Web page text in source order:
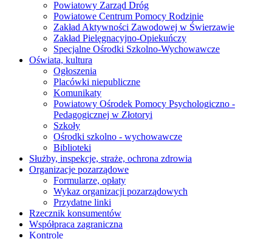
Powiatowy Zarząd Dróg
Powiatowe Centrum Pomocy Rodzinie
Zakład Aktywności Zawodowej w Świerzawie
Zakład Pielęgnacyjno-Opiekuńczy
Specjalne Ośrodki Szkolno-Wychowawcze
Oświata, kultura
Ogłoszenia
Placówki niepubliczne
Komunikaty
Powiatowy Ośrodek Pomocy Psychologiczno -
Pedagogicznej w Złotoryi
Szkoły
Ośrodki szkolno - wychowawcze
Biblioteki
Służby, inspekcje, straże, ochrona zdrowia
Organizacje pozarządowe
Formularze, opłaty
Wykaz organizacji pozarządowych
Przydatne linki
Rzecznik konsumentów
Współpraca zagraniczna
Kontrole